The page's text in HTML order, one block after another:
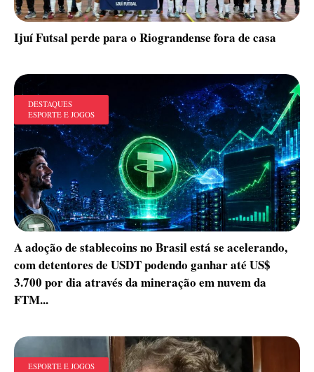
Ijuí Futsal perde para o Riograndense fora de casa
DESTAQUES
ESPORTE E JOGOS
A adoção de stablecoins no Brasil está se acelerando,
com detentores de USDT podendo ganhar até US$
3.700 por dia através da mineração em nuvem da
FTM...
ESPORTE E JOGOS